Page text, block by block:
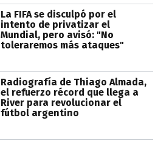
La FIFA se disculpó por el
intento de privatizar el
Mundial, pero avisó: "No
toleraremos más ataques"
Radiografía de Thiago Almada,
el refuerzo récord que llega a
River para revolucionar el
fútbol argentino